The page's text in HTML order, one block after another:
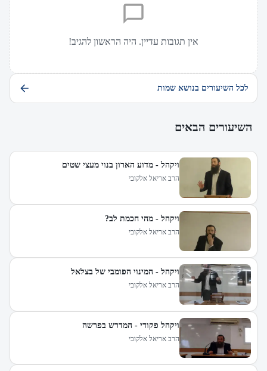
אין תגובות עדיין. היה הראשון להגיב!
לכל השיעורים בנושא שמות
השיעורים הבאים
ויקהל - מדוע הארון בנוי מעצי שטים
הרב אריאל אלקובי
ויקהל - מהי חכמת לב?
הרב אריאל אלקובי
ויקהל - המינוי הפומבי של בצלאל
הרב אריאל אלקובי
ויקהל פקודי - המדרש בפרשה
הרב אריאל אלקובי